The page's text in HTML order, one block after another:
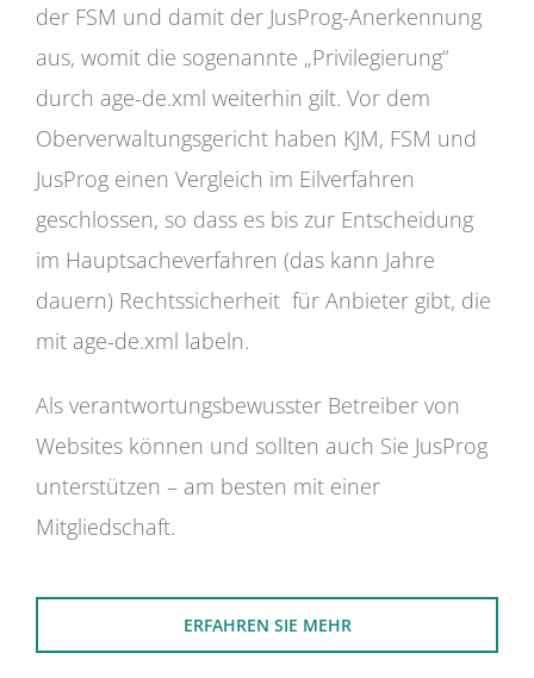
der FSM und damit der JusProg-Anerkennung
aus, womit die sogenannte „Privilegierung“
durch age-de.xml weiterhin gilt. Vor dem
Oberverwaltungsgericht haben KJM, FSM und
JusProg einen Vergleich im Eilverfahren
geschlossen, so dass es bis zur Entscheidung
im Hauptsacheverfahren (das kann Jahre
dauern) Rechtssicherheit für Anbieter gibt, die
mit age-de.xml labeln.
Als verantwortungsbewusster Betreiber von
Websites können und sollten auch Sie JusProg
unterstützen – am besten mit einer
Mitgliedschaft.
ERFAHREN SIE MEHR